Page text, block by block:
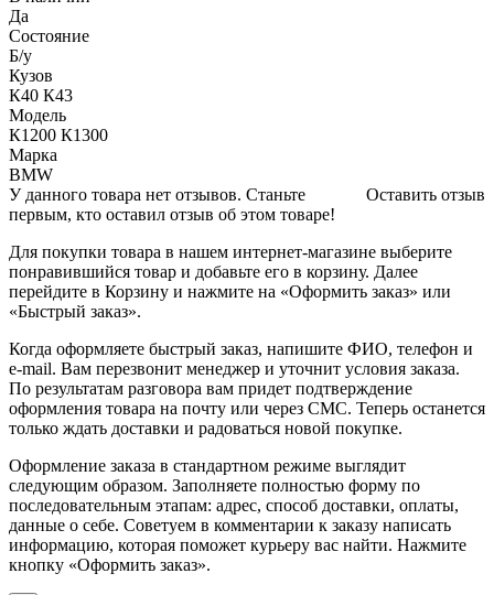
Да
Состояние
Б/y
Кузов
К40 К43
Модель
К1200 К1300
Марка
BMW
Оставить отзыв
У данного товара нет отзывов. Станьте
первым, кто оставил отзыв об этом товаре!
Для покупки товара в нашем интернет-магазине выберите
понравившийся товар и добавьте его в корзину. Далее
перейдите в Корзину и нажмите на «Оформить заказ» или
«Быстрый заказ».
Когда оформляете быстрый заказ, напишите ФИО, телефон и
e-mail. Вам перезвонит менеджер и уточнит условия заказа.
По результатам разговора вам придет подтверждение
оформления товара на почту или через СМС. Теперь останется
только ждать доставки и радоваться новой покупке.
Оформление заказа в стандартном режиме выглядит
следующим образом. Заполняете полностью форму по
последовательным этапам: адрес, способ доставки, оплаты,
данные о себе. Советуем в комментарии к заказу написать
информацию, которая поможет курьеру вас найти. Нажмите
кнопку «Оформить заказ».